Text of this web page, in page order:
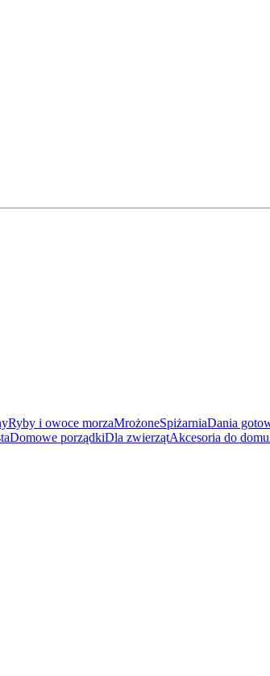
Ryby i owoce morzaMrożoneSpiżarniaDania
Domowe porządkiDla zwierzątAkcesoria do domu